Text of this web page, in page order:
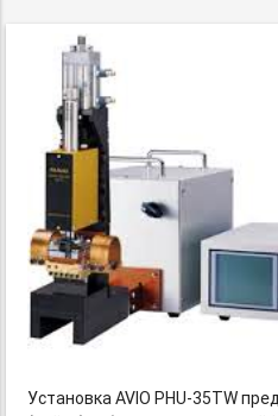
УстановкаAVIO PHU-35TW